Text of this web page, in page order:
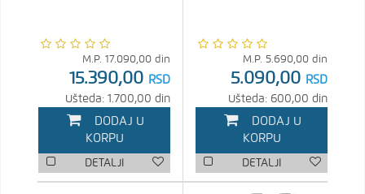
M.P. 17.090,00 din
15.390,00 RSD
Ušteda: 1.700,00 din
DODAJ U
KORPU
DETALJI
M.P. 5.690,00 din
5.090,00 RSD
Ušteda: 600,00 din
DODAJ U
KORPU
DETALJI